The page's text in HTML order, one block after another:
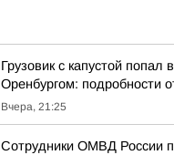
Грузовик с капустой
Оренбургом: подробности
Вчера, 21:25
Сотрудники ОМВД России